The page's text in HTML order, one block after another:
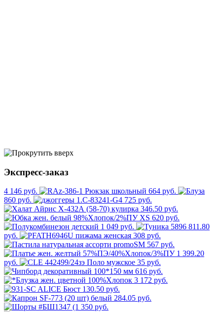
Экспресс-заказ
4 146 руб.
664 руб.
860 руб.
725 руб.
346.50 руб.
620 руб.
1 049 руб.
811.80
руб.
308 руб.
567 руб.
1 399.20
руб.
35 руб.
616 руб.
3 172 руб.
130.50 руб.
284.05 руб.
350 руб.